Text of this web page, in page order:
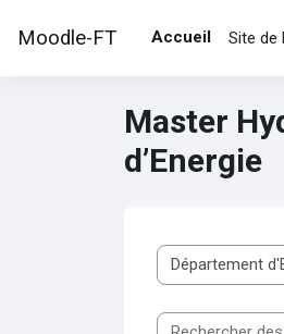
Moodle-FT Accueil Site de
Master
d’Energie
Catégories de
Rechercher des